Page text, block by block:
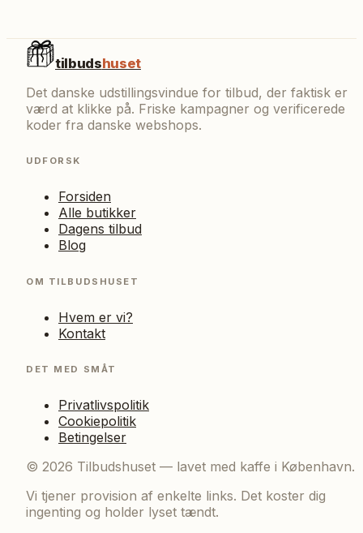
tilbudshuset
Det danske udstillingsvindue for tilbud, der faktisk er
værd at klikke på. Friske kampagner og verificerede
koder fra danske webshops.
UDFORSK
Forsiden
Alle butikker
Dagens tilbud
Blog
OM TILBUDSHUSET
Hvem er vi?
Kontakt
DET MED SMÅT
Privatlivspolitik
Cookiepolitik
Betingelser
© 2026 Tilbudshuset — lavet med kaffe i København.
Vi tjener provision af enkelte links. Det koster dig
ingenting og holder lyset tændt.